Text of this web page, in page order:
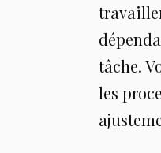
tâche.
les